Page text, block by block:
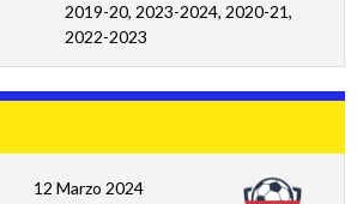
2019-20, 2023-2024, 2020-21,
2022-2023
12 Marzo 2024